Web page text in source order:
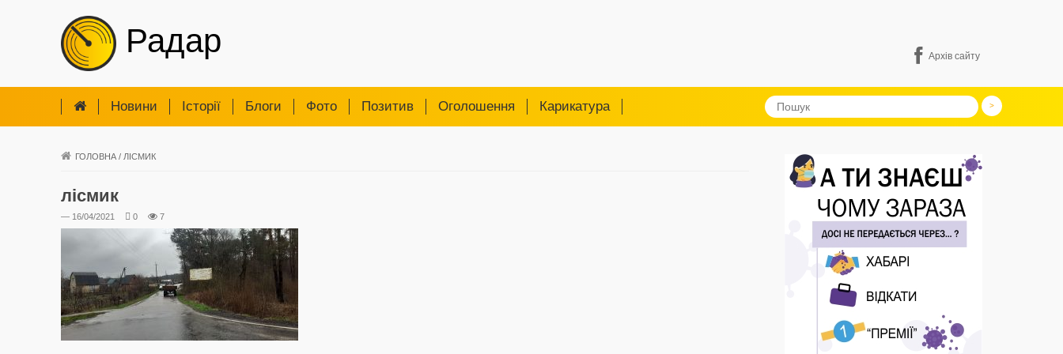
Радар Архів сайту
Новини Iсторії Блоги Фото Позитив Оголошення Карикатура
ГОЛОВНА / ЛІСМИК
лісмик
— 16/04/2021 0 7